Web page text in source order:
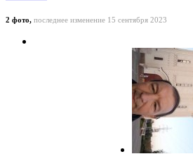
2 фото, последнее изменение 15 сентября 2023